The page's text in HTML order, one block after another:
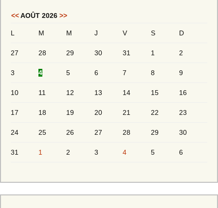
<<AOÛT 2026 >>
L M M J V S D
27 28 29 30 31 1 2
3 4 5 6 7 8 9
10 11 12 13 14 15 16
17 18 19 20 21 22 23
24 25 26 27 28 29 30
31 1 2 3 4 5 6